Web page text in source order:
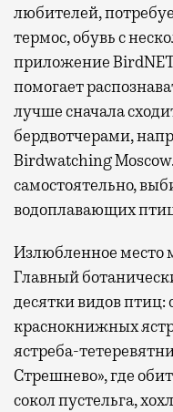
любителей,
термос, обувь с
приложение
помогает
лучше сначала
бердвотчерами,
Birdwatching
самостоятельно,
водоплавающих
Излюбленное место
Главный
десятки видов птиц:
краснокнижных
ястреба-
Стрешнево», где
сокол пустельга,